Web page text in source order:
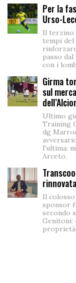
Per la
Urso-
Il terzino
tempi
passo
con i
Girma
sul
Ultimo
Training
dg
l'ultima:
Arceto.
Il
sponsor
secondo
Genitoni:
proprietà